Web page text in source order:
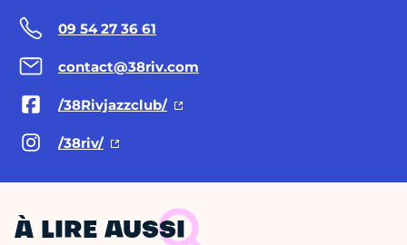
09 54 27 36 61
contact@38riv.com
/38Rivjazzclub/
/38riv/
À LIRE AUSSI